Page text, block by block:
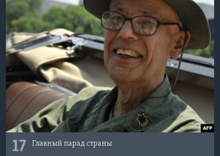
17 Главный парад страны